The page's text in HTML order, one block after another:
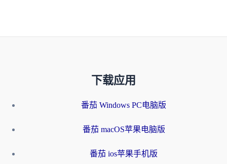
下载应用
番茄 Windows PC电脑版
番茄 macOS苹果电脑版
番茄 ios苹果手机版